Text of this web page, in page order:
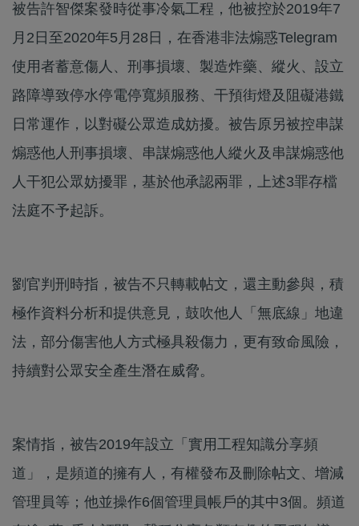
被告許智傑案發時從事冷氣工程，他被控於2019年7
月2日至2020年5月28日，在香港非法煽惑Telegram
使用者蓄意傷人、刑事損壞、製造炸藥、縱火、設立
路障導致停水停電停寬頻服務、干預街燈及阻礙港鐵
日常運作，以對礙公眾造成妨擾。被告原另被控串謀
煽惑他人刑事損壞、串謀煽惑他人縱火及串謀煽惑他
人干犯公眾妨擾罪，基於他承認兩罪，上述3罪存檔
法庭不予起訴。
劉官判刑時指，被告不只轉載帖文，還主動參與，積
極作資料分析和提供意見，鼓吹他人「無底線」地違
法，部分傷害他人方式極具殺傷力，更有致命風險，
持續對公眾安全產生潛在威脅。
案情指，被告2019年設立「實用工程知識分享頻
道」，是頻道的擁有人，有權發布及刪除帖文、增減
管理員等；他並操作6個管理員帳戶的其中3個。頻道